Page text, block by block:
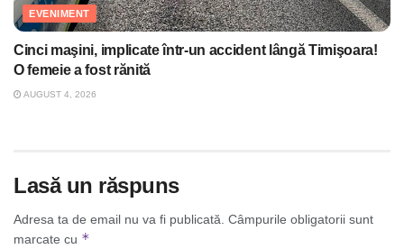
EVENIMENT
Cinci maşini, implicate într-un accident lângă Timişoara!
O femeie a fost rănită
AUGUST 4, 2026
Lasă un răspuns
Adresa ta de email nu va fi publicată. Câmpurile obligatorii sunt
marcate cu *